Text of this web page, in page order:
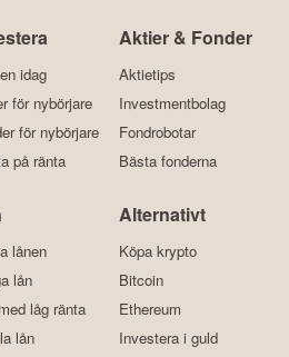
idag
för nybörjare
för nybörjare
på ränta
Aktier & Fonder
Aktietips
Investmentbolag
Fondrobotar
Bästa fonderna
lånen
lån
låg ränta
lån
Alternativt
Köpa krypto
Bitcoin
Ethereum
Investera i guld